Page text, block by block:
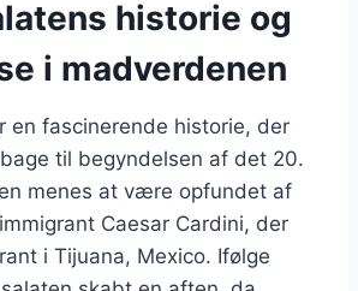
historie og
i madverdenen
en fascinerende historie, der
til begyndelsen af det 20.
menes at være opfundet af
Caesar Cardini, der
i Tijuana, Mexico. Ifølge